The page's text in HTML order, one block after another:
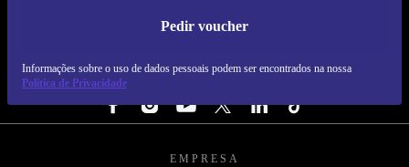
Pedir voucher
Informações sobre o uso de dados pessoais podem ser encontrados na nossa
Política de Privacidade
REFURBED PORTUGAL - RETHINK NEW.
SEGUE-NOS
EMPRESA